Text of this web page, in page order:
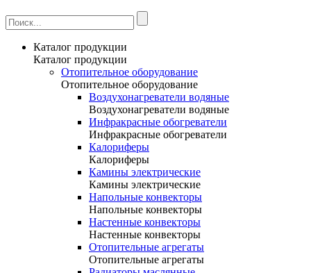
Каталог продукции
Каталог продукции
Отопительное оборудование
Отопительное оборудование
Воздухонагреватели водяные
Воздухонагреватели водяные
Инфракрасные обогреватели
Инфракрасные обогреватели
Калориферы
Калориферы
Камины электрические
Камины электрические
Напольные конвекторы
Напольные конвекторы
Настенные конвекторы
Настенные конвекторы
Отопительные агрегаты
Отопительные агрегаты